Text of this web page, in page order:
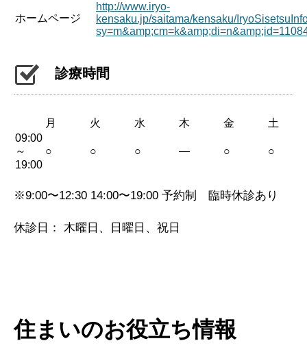
ホームページ
http://www.iryo-
kensaku.jp/saitama/kensaku/
診療時間
月 火 水 木 金
土
09:00
～
19:00
○ ○ ○ — ○ ○
※9:00〜12:30 14:00〜19:00 予約制 臨時休診あり
休診日： 木曜日、日曜日、祝日
住まいのお役立ち情報